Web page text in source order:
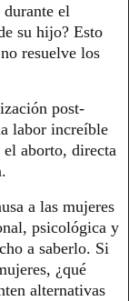
el
su hijo? Esto
resuelve los
post-
labor increíble
el aborto, directa
a las mujeres
psicológica y
a saberlo. Si
¿qué
alternativas